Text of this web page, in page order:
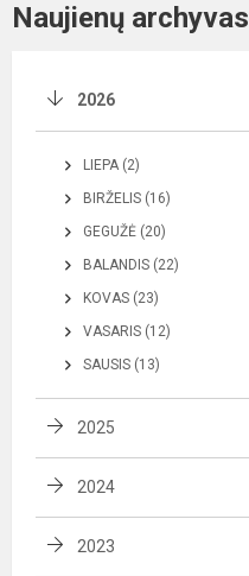
Naujienų archyvas
2026
LIEPA (2)
BIRŽELIS (16)
GEGUŽĖ (20)
BALANDIS (22)
KOVAS (23)
VASARIS (12)
SAUSIS (13)
2025
2024
2023